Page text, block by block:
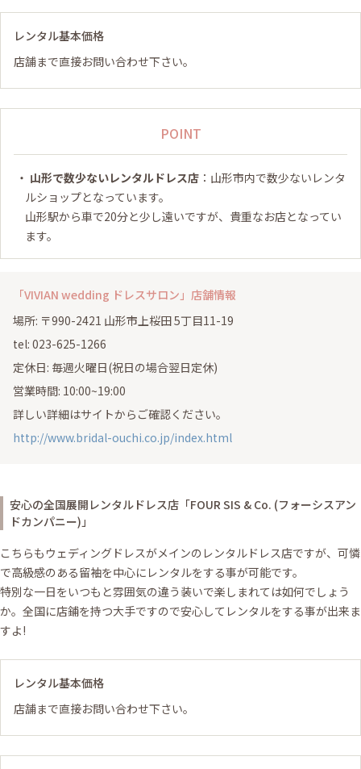
レンタル基本価格
店舗まで直接お問い合わせ下さい。
POINT
山形で数少ないレンタルドレス店：山形市内で数少ないレンタ
ルショップとなっています。
山形駅から車で20分と少し遠いですが、貴重なお店となってい
ます。
「VIVIAN wedding ドレスサロン」店舗情報
場所: 〒990-2421 山形市上桜田 5丁目11-19
tel: 023-625-1266
定休日: 毎週火曜日(祝日の場合翌日定休)
営業時間: 10:00~19:00
詳しい詳細はサイトからご確認ください。
http://www.bridal-ouchi.co.jp/index.html
安心の全国展開レンタルドレス店「FOUR SIS & Co. (フォーシスアン
ドカンパニー)」
こちらもウェディングドレスがメインのレンタルドレス店ですが、可憐
で高級感のある留袖を中心にレンタルをする事が可能です。
特別な一日をいつもと雰囲気の違う装いで楽しまれては如何でしょう
か。全国に店鋪を持つ大手ですので安心してレンタルをする事が出来ま
すよ!
レンタル基本価格
店舗まで直接お問い合わせ下さい。